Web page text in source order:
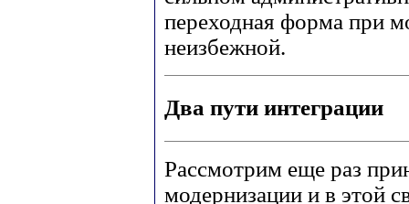
переходная форма при
неизбежной.
Два пути интеграции
Рассмотрим еще раз
модернизации и в этой